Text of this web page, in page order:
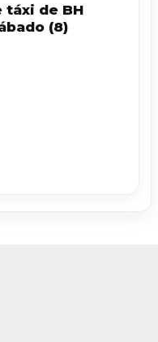
táxi de BH
(8)